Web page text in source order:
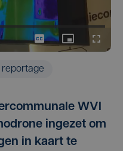
reportage
WVI
ingezet om
in kaart te